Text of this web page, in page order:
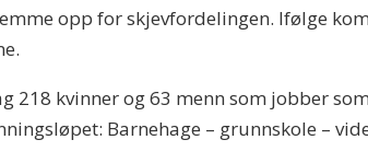
opp for skjevfordelingen. Ifølge
218 kvinner og 63 menn som jobber
Barnehage – grunnskole –